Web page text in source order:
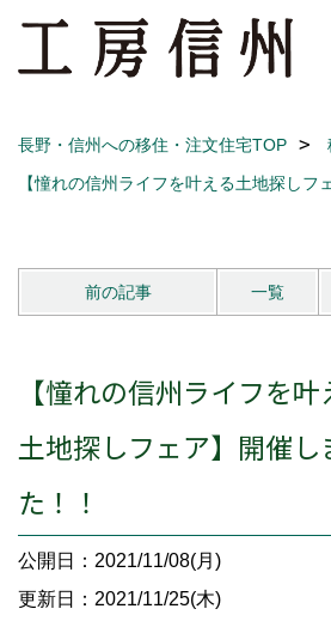
長野・信州への移住・注文住宅TOP
【憧れの信州ライフを叶える土地探しフ
前の記事 一覧
【憧れの信州ライフを叶
土地探しフェア】開催し
た！！
公開日：2021/11/08(月)
更新日：2021/11/25(木)